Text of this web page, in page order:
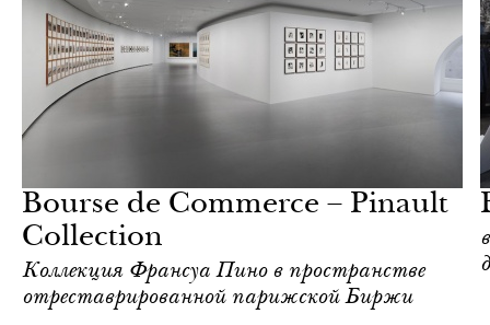
Bourse de Commerce – Pinault
Collection
Коллекция Франсуа Пино в пространстве
отреставрированной парижской Биржи